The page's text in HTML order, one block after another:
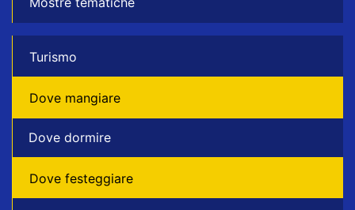
Turismo
Dove mangiare
Dove dormire
Dove festeggiare